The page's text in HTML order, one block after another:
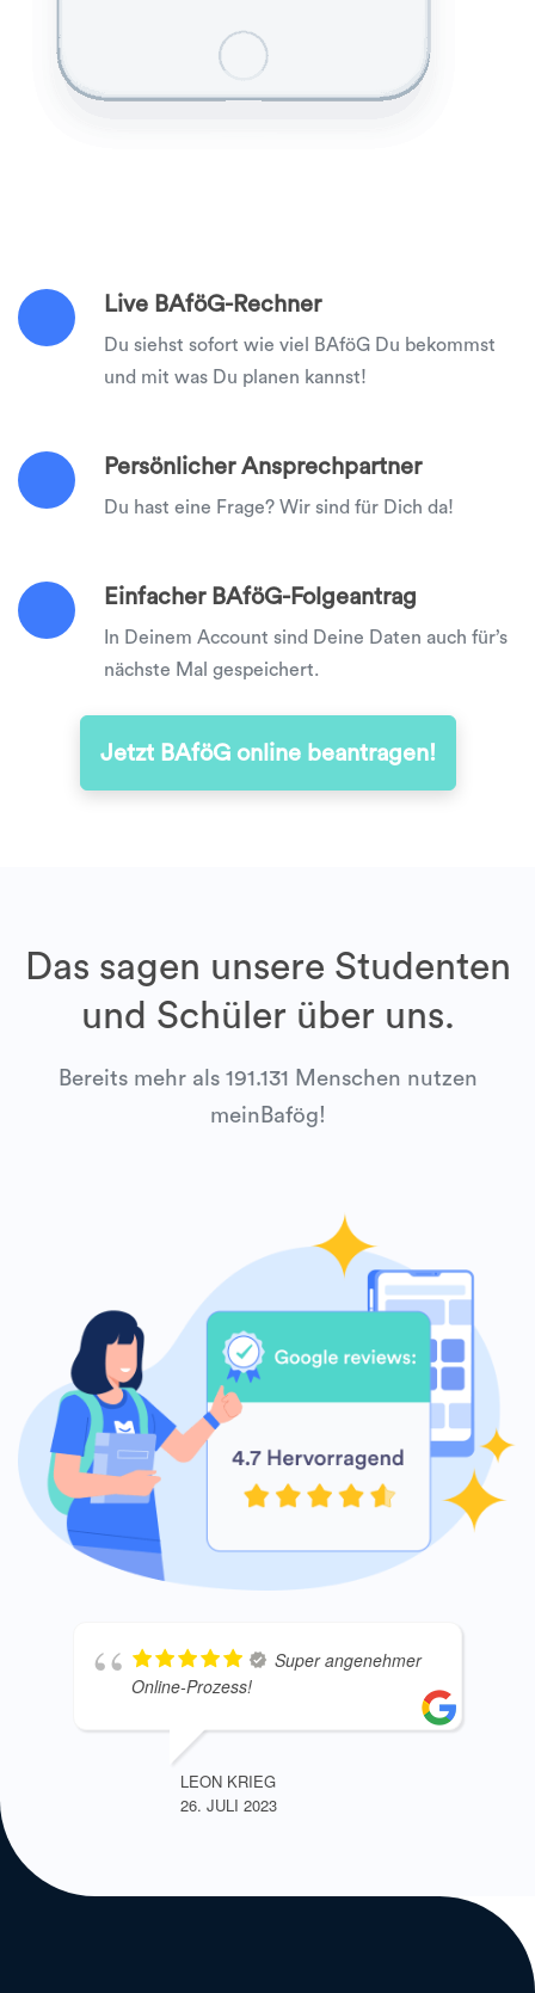
Live BAföG-Rechner
Du siehst sofort wie viel BAföG Du bekommst
und mit was Du planen kannst!
Persönlicher Ansprechpartner
Du hast eine Frage? Wir sind für Dich da!
Einfacher BAföG-Folgeantrag
In Deinem Account sind Deine Daten auch für’s
nächste Mal gespeichert.
Jetzt BAföG online beantragen!
Das sagen unsere Studenten
und Schüler über uns.
Bereits mehr als 191.131 Menschen nutzen
meinBafög!
Super angenehmer
Online-Prozess!
LEON KRIEG
26. JULI 2023